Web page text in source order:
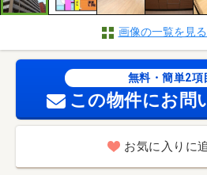
画像の一覧を見る
無料・簡単2項
この物件にお問
お気に入りに